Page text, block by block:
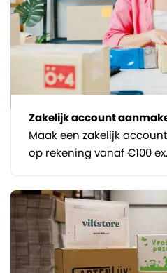
Zakelijk account
Maak een zakelijk
op rekening vanaf €100